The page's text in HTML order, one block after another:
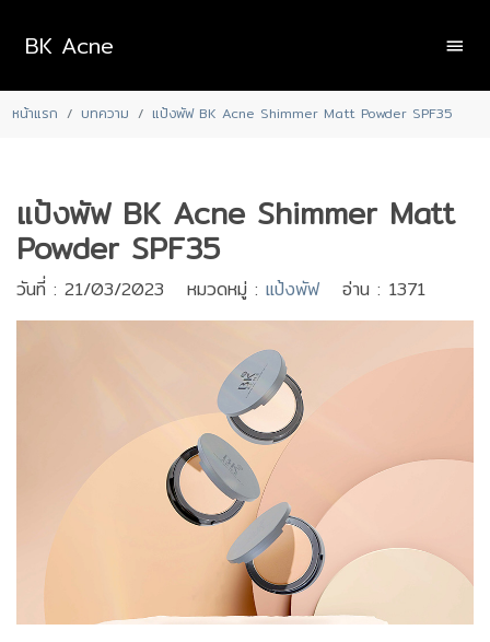
BK Acne
หน้าแรก บทความ แป้งพัฟ BK Acne Shimmer Matt Powder SPF35
แป้งพัฟ BK Acne Shimmer Matt
Powder SPF35
วันที่ : 21/03/2023 หมวดหมู่ : แป้งพัฟ อ่าน : 1371